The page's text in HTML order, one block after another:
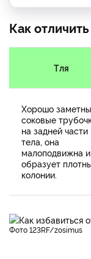
Как
Тля
Хорошо заметны
соковые
на задней части
тела, она
малоподвижна и
образует
колонии.
фото 123RF/zosimus